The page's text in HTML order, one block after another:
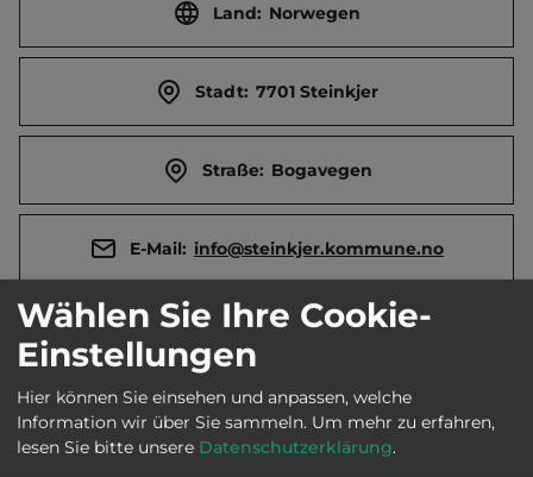
Land: Norwegen
Stadt: 7701 Steinkjer
Straße: Bogavegen
E-Mail: info@steinkjer.kommune.no
Webseite: www.steinkjerleksikonet.no/
Öffnungszeiten: Ganzjährig geöffnet
Wählen Sie Ihre Cookie-
Einstellungen
Hier können Sie einsehen und anpassen, welche
Information wir über Sie sammeln. Um mehr zu erfahren,
lesen Sie bitte unsere Datenschutzerklärung.